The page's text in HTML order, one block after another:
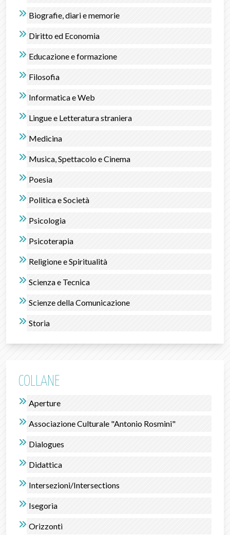
Biografie, diari e memorie
Diritto ed Economia
Educazione e formazione
Filosofia
Informatica e Web
Lingue e Letteratura straniera
Medicina
Musica, Spettacolo e Cinema
Poesia
Politica e Società
Psicologia
Psicoterapia
Religione e Spiritualità
Scienza e Tecnica
Scienze della Comunicazione
Storia
COLLANE
Aperture
Associazione Culturale "Antonio Rosmini"
Dialogues
Didattica
Intersezioni/Intersections
Isegorìa
Orizzonti